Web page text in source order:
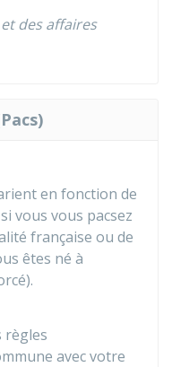
des affaires
en fonction de
vous vous pacsez
française ou de
êtes né à
règles
avec votre